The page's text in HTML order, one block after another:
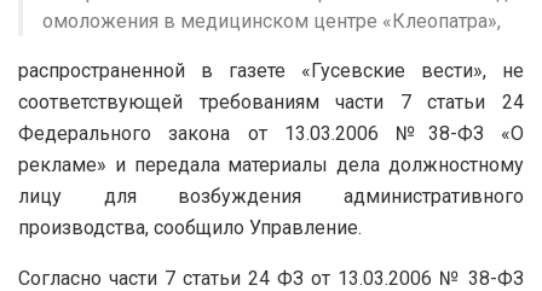
омоложения в медицинском центре «Клеопатра»,
распространенной в газете «Гусевские вести», не
соответствующей требованиям части 7 статьи 24
Федерального закона от 13.03.2006 №38-ФЗ «О
рекламе» и передала материалы дела должностному
лицу для возбуждения административного
производства, сообщило Управление.
Согласно части 7 статьи 24 ФЗ от 13.03.2006 № 38-ФЗ